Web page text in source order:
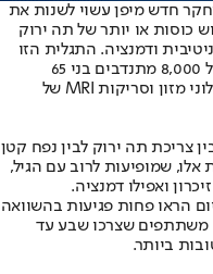
חדש מיפן עשוי לשנות את
כוסות או יותר של תה ירוק
ודמנציה. התגלית הזו
היא תוצאה של ניתוח נתונים מקיף של מעל 8,000 מתנדבים בני 65
ומעלה, שנסקרו במשך שנתיים בעזרת שאלוני מזון וסריקות MRI של
צריכת תה ירוק לבין נפח קטן
אלו, שמופיעות לרוב עם הגיל,
ואפילו דמנציה.
הראו פחות פגיעות בהשוואה
משתתפים שצרכו שבע עד
ביותר.